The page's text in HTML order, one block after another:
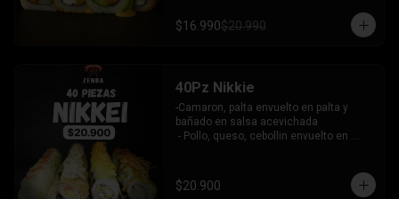
bañado en salsa de maracuya
INCLUYE: 3 SALSAS - 2 PALITOS
$16.990$20.990
40Pz Nikkie
-Camaron, palta envuelto en palta y
bañado en salsa acevichada
- Pollo, queso, cebollin envuelto en
guacamole y wantanes fritos
- Salmon, palta envuelto en nori frito en
$20.900